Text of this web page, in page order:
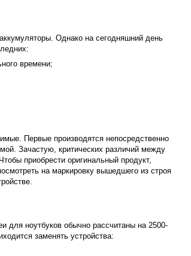
Однако на сегодняшний день
времени;
Первые производятся непосредственно
Зачастую, критических различий между
приобрести оригинальный продукт,
на маркировку вышедшего из строя
для ноутбуков обычно рассчитаны на 2500-
заменять устройства: